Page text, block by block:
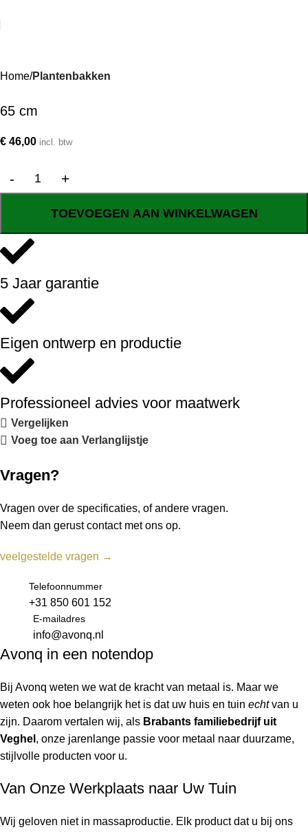
Home Plantenbakken
65 cm
€ 46,00 incl. btw
TOEVOEGEN AAN WINKELWAGEN
5 Jaar garantie
Eigen ontwerp en productie
Professioneel advies voor maatwerk
Vergelijken
Voeg toe aan Verlanglijstje
Vragen?
Vragen over de specificaties, of andere vragen.
Neem dan gerust contact met ons op.
veelgestelde vragen →
Telefoonnummer
+31 850 601 152
E-mailadres
info@avonq.nl
Avonq in een notendop
Bij Avonq weten we wat de kracht van metaal is. Maar we
weten ook hoe belangrijk het is dat uw huis en tuin echtvan u
zijn. Daarom vertalen wij, als Brabants familiebedrijf uit
Veghel , onze jarenlange passie voor metaal naar duurzame,
stijlvolle producten voor u.
Van Onze Werkplaats naar Uw Tuin
Wij geloven niet in massaproductie. Elk product dat u bij ons